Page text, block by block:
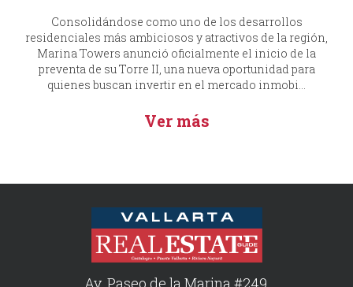
Consolidándose como uno de los desarrollos
residenciales más ambiciosos y atractivos de la región,
Marina Towers anunció oficialmente el inicio de la
preventa de su Torre II, una nueva oportunidad para
quienes buscan invertir en el mercado inmobi...
Ver más
Av. Paseo de la Marina #249,